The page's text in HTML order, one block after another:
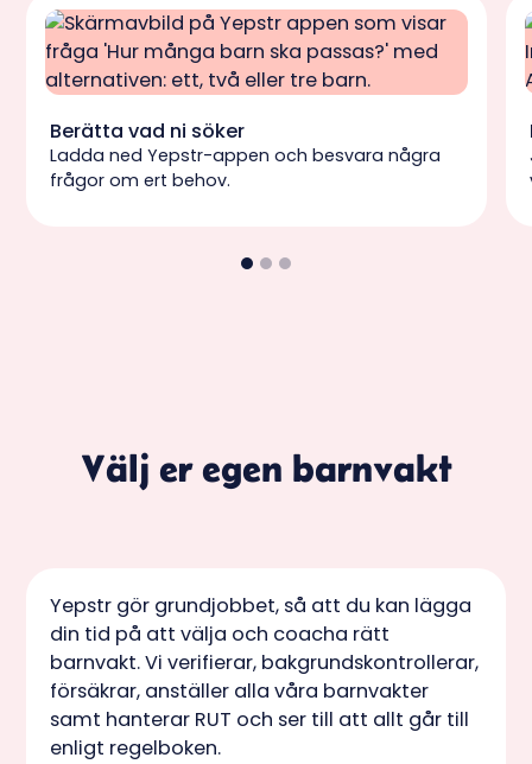
Berätta vad ni söker
Ladda ned Yepstr-appen och besvara några
frågor om ert behov.
Välj er egen barnvakt
Yepstr gör grundjobbet, så att du kan lägga
din tid på att välja och coacha rätt
barnvakt. Vi verifierar, bakgrundskontrollerar,
försäkrar, anställer alla våra barnvakter
samt hanterar RUT och ser till att allt går till
enligt regelboken.